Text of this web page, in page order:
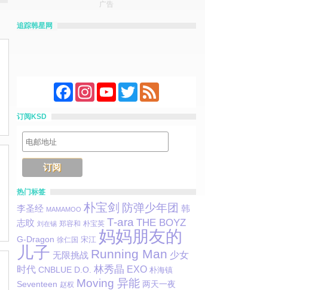
广告
追踪韩星网
FacebookInstagramYouTubeTwitterFeed
订阅KSD
热门标签
李圣经 MAMAMOO 朴宝剑 防弹少年团 韩
志旼 刘在锡 郑容和 朴宝英 T-ara THE BOYZ
G-Dragon 徐仁国 宋江 妈妈朋友的
儿子 无限挑战 Running Man 少女
时代 CNBLUE D.O. 林秀晶 EXO 朴海镇
Seventeen 赵权 Moving 异能 两天一夜